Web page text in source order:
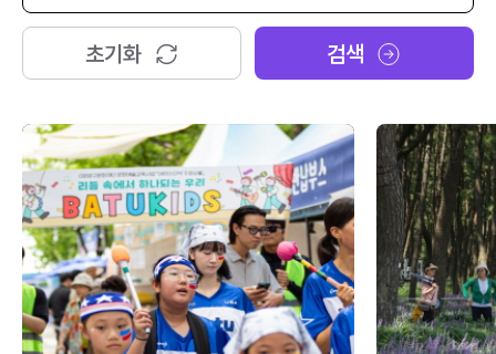
고
리
택
초기화 검색